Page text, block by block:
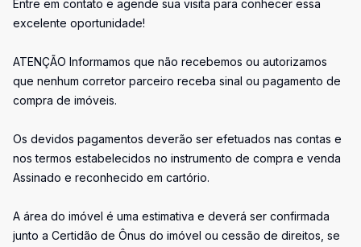
Entre em contato e agende sua visita para conhecer essa
excelente oportunidade!
ATENÇÃO Informamos que não recebemos ou autorizamos
que nenhum corretor parceiro receba sinal ou pagamento de
compra de imóveis.
Os devidos pagamentos deverão ser efetuados nas contas e
nos termos estabelecidos no instrumento de compra e venda
Assinado e reconhecido em cartório.
A área do imóvel é uma estimativa e deverá ser confirmada
junto a Certidão de Ônus do imóvel ou cessão de direitos, se